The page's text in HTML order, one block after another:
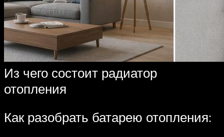
Из чего состоит радиатор
отопления
Как разобрать батарею отопления: